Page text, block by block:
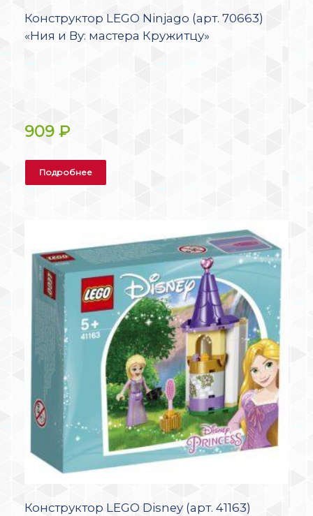
Конструктор LEGO Ninjago (арт. 70663)
«Ния и Ву: мастера Кружитцу»
909 ₽
Подробнее
Конструктор LEGO Disney (арт. 41163)